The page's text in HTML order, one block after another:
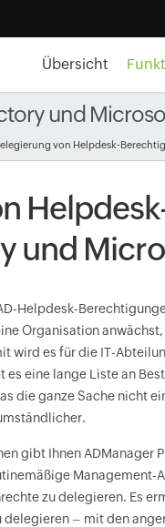
Übersicht
und
von Helpdesk-
und
Helpdesk-
Organisation
wird es für die IT-
eine lange Liste an
die ganze Sache nicht
gibt Ihnen
Management-
zu delegieren. Es
delegieren – mit den